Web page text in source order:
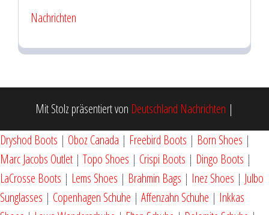
Nachrichten
Mit Stolz präsentiert von Deutschland Nachrichten |
Dryshod Boots | Oboz Canada | Freebird Boots | Born Shoes |
Marc Jacobs Outlet | Topo Shoes | Crispi Boots | Dingo Boots |
LaCrosse Boots | Lems Shoes | Brahmin Bags | Inez Shoes | Julbo
Sunglasses | Copenhagen Schuhe | Affenzahn Schuhe | Inkkas